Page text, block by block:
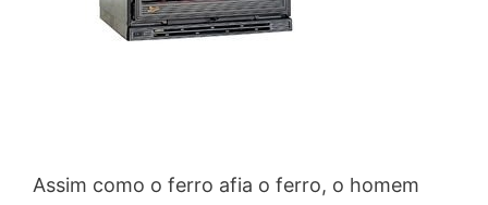
Assim como o ferro afia o ferro, o homem